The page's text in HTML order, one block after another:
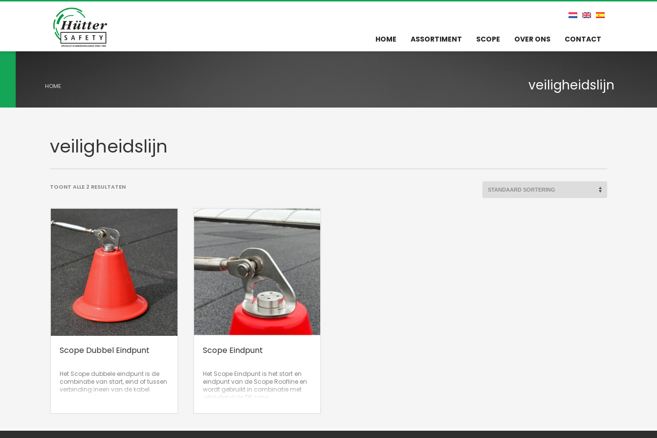
HOME ASSORTIMENT SCOPE OVER ONS CONTACT
HOME veiligheidslijn
veiligheidslijn
TOONT ALLE 2 RESULTATEN
Scope Dubbel Eindpunt
Het Scope dubbele eindpunt is de
combinatie van start, eind of tussen
verbinding ineen van de kabel.
Scope Eindpunt
Het Scope Eindpunt is het start en
eindpunt van de Scope Roofline en
wordt gebruikt in combinatie met
uitsluitend de DP cone.